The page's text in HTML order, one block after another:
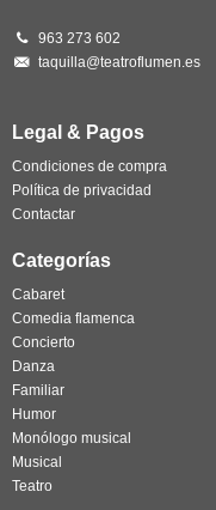
963 273 602
taquilla@teatroflumen.es
Legal & Pagos
Condiciones de compra
Política de privacidad
Contactar
Categorías
Cabaret
Comedia flamenca
Concierto
Danza
Familiar
Humor
Monólogo musical
Musical
Teatro